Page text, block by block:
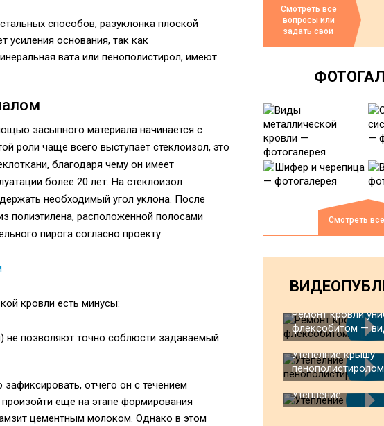
способов, разуклонка плоской
усиления основания, так как
вата или пенополистирол, имеют
засыпного материала начинается с
роли чаще всего выступает стеклоизол, это
благодаря чему он имеет
более 20 лет. На стеклоизол
необходимый угол уклона. После
полиэтилена, расположенной полосами
пирога согласно проекту.
кровли есть минусы:
не позволяют точно соблюсти задаваемый
отчего он с течением
еще на этапе формирования
цементным молоком. Однако в этом
Смотреть все
вопросы или
задать свой
Смотреть
Ремонт кровли
флексобитом —
Утепелние крышу
Утепление